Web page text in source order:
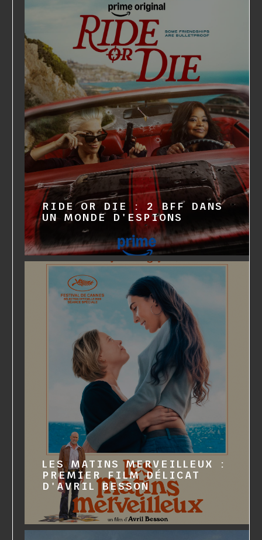
RIDE OR DIE : 2 BFF DANS
UN MONDE D'ESPIONS
LES MATINS MERVEILLEUX :
PREMIER FILM DÉLICAT
D'AVRIL BESSON